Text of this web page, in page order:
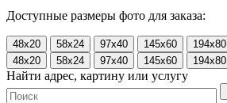
Доступные размеры фото для заказа:
48x20 58x24 97x40 145x60 194x80
48x20
58x24 97x40 145x60 194x80
Найти адрес, картину или услугу